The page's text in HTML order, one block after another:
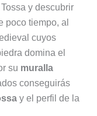
y descubrir
poco tiempo, al
cuyos
domina el
su muralla
conseguirás
y el perfil de la